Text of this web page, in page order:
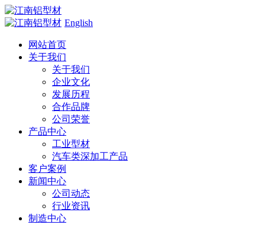
English
网站首页
关于我们
关于我们
企业文化
发展历程
合作品牌
公司荣誉
产品中心
工业型材
汽车类深加工产品
客户案例
新闻中心
公司动态
行业资讯
制造中心